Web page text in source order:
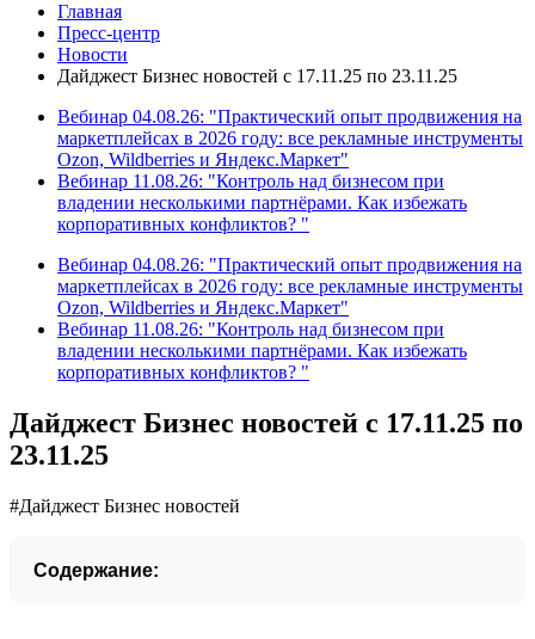
Главная
Пресс-центр
Новости
Дайджест Бизнес новостей с 17.11.25 по 23.11.25
Вебинар 04.08.26: "Практический опыт продвижения на
маркетплейсах в 2026 году: все рекламные инструменты
Ozon, Wildberries и Яндекс.Маркет"
Вебинар 11.08.26: "Контроль над бизнесом при
владении несколькими партнёрами. Как избежать
корпоративных конфликтов? "
Вебинар 04.08.26: "Практический опыт продвижения на
маркетплейсах в 2026 году: все рекламные инструменты
Ozon, Wildberries и Яндекс.Маркет"
Вебинар 11.08.26: "Контроль над бизнесом при
владении несколькими партнёрами. Как избежать
корпоративных конфликтов? "
Дайджест Бизнес новостей с 17.11.25 по
23.11.25
#Дайджест Бизнес новостей
Содержание: